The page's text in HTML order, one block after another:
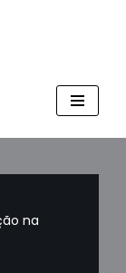
na